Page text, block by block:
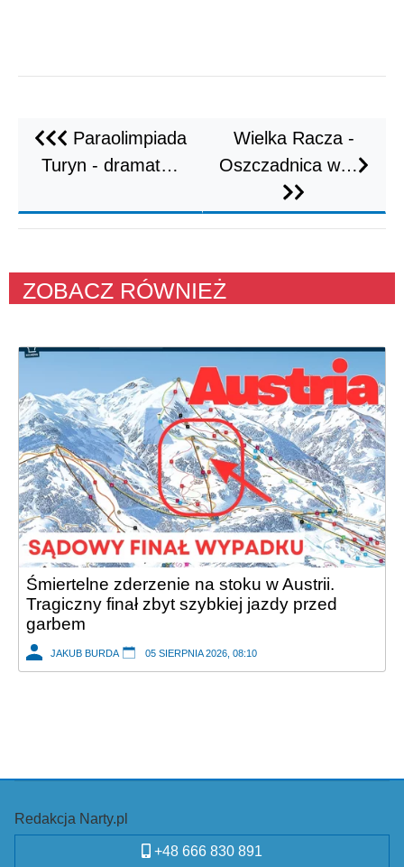
Paraolimpiada
Turyn - dramat…
Wielka Racza -
Oszczadnica w…
ZOBACZ RÓWNIEŻ
Śmiertelne zderzenie na stoku w Austrii.
Tragiczny finał zbyt szybkiej jazdy przed
garbem
JAKUB BURDA 05 SIERPNIA 2026, 08:10
Redakcja Narty.pl
+48 666 830 891